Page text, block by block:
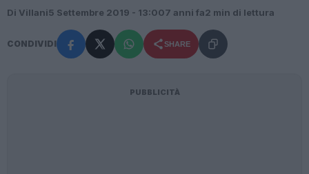
Di Villani5 Settembre 2019 - 13:007 anni fa2 min di lettura
CONDIVIDI SHARE
PUBBLICITÀ